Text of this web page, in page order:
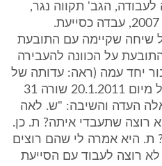
הגב' תקווה נגר,
אשר בתקופה האמורה, יולי 2007, עבדה כסייעת.
שיחה שקיימה עם התובעת
לה התובעת על הכוונה להעבירה
יחד עמה (ראה: עדותה של
הגב' נגר, עמ' 22 לפרוטוקול מיום 20.1.2011 שורה 31
3, שם נשאלה העדה והשיבה: "ש. לאה
רוצה שתעבדי איתה? ת. כן.
ת. היא אמרה לי שהם רוצים
לא רוצה לעבוד עם הסייעת